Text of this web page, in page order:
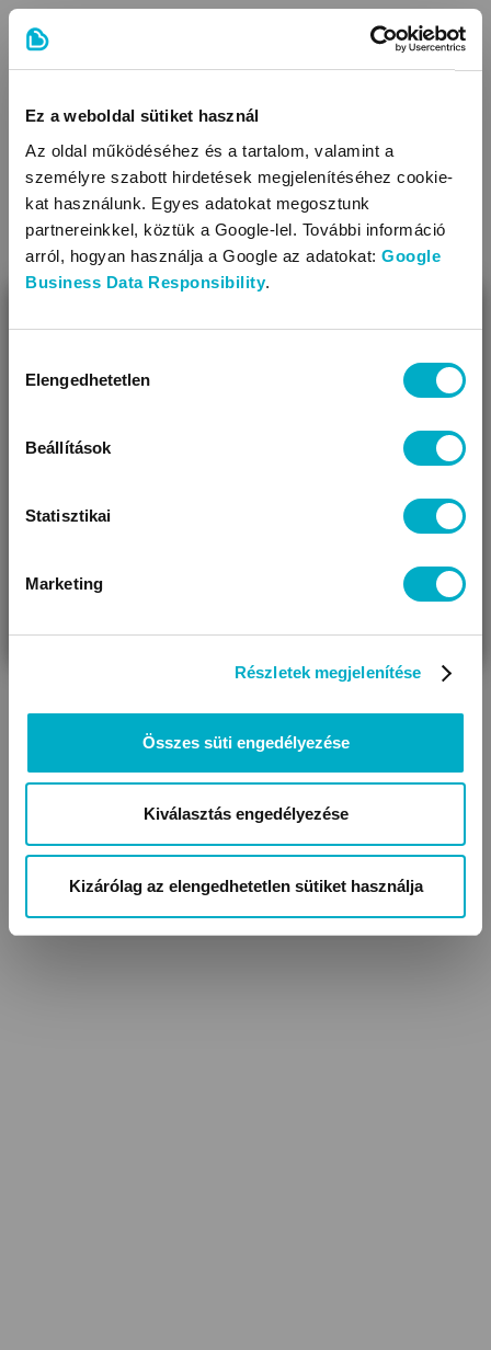
Ez a weboldal sütiket használ
Az oldal működéséhez és a tartalom, valamint a
személyre szabott hirdetések megjelenítéséhez cookie-
kat használunk. Egyes adatokat megosztunk
partnereinkkel, köztük a Google-lel. További információ
arról, hogyan használja a Google az adatokat: Google
Business Data Responsibility.
kiválasztása
Elengedhetetlen
Beállítások
Statisztikai
Marketing
Részletek megjelenítése
Összes süti engedélyezése
Kiválasztás engedélyezése
Kizárólag az elengedhetetlen sütiket használja
100% poliészter
Tulajdonságok
Méret (cm): 100x150
Tisztítás: mosógépben mosható
Anyagtípus:(hátoldal) wellsoft
Anyagtípus:(külső rész) wellsoft
Díszítés: anyagában mintás
Úgy látjuk, most jársz nálunk először!
VÁRANDÓS
AJÁNDÉKOT